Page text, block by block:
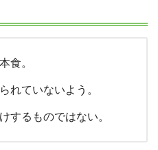
食。
れていないよう。
するものではない。